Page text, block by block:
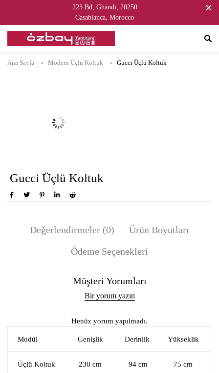
223 Bd, Ghandi, 20250
Casablanca, Morocco
Ana Sayfa Modern Üçlü Koltuk Gucci Üçlü Koltuk
Gucci Üçlü Koltuk
Değerlendirmeler (0)
Ürün Boyutları
Ödeme Seçenekleri
Müşteri Yorumları
Bir yorum yazın
Henüz yorum yapılmadı.
Modül Genişlik Derinlik Yükseklik
Üçlü Koltuk 230 cm 94 cm 75 cm